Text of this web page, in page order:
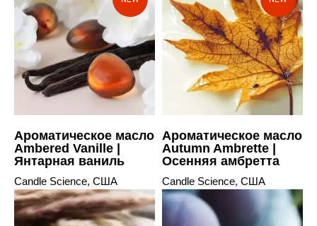
Ароматическое масло
Ambered Vanille |
Янтарная ваниль
Candle Science, США
Ароматическое масло
Autumn Ambrette |
Осенняя амбретта
Candle Science, США